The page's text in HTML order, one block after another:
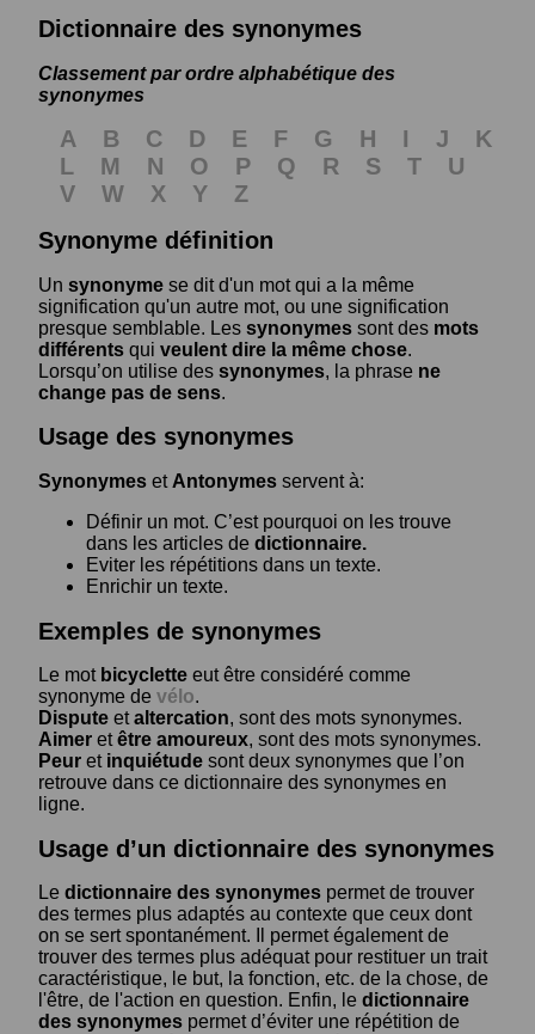
Dictionnaire des synonymes
Classement par ordre alphabétique des
synonymes
A B C D E F G H I J
K
L
M N O P Q R S T
U
V
W X Y
Z
Synonyme définition
Un synonyme se dit d'un mot qui a la même
signification qu'un autre mot, ou une signification
presque semblable. Les synonymes sont des mots
différents qui veulent dire la même chose.
Lorsqu’on utilise des synonymes, la phrase ne
change pas de sens.
Usage des synonymes
Synonymes et Antonymes servent à:
Définir un mot. C’est pourquoi on les trouve
dans les articles de dictionnaire.
Eviter les répétitions dans un texte.
Enrichir un texte.
Exemples de synonymes
Le mot bicyclette eut être considéré comme
synonyme de vélo.
Dispute etaltercation, sont des mots synonymes.
Aimer etêtre amoureux, sont des mots synonymes.
Peur et inquiétude sont deux synonymes que l’on
retrouve dans ce dictionnaire des synonymes en
ligne.
Usage d’un dictionnaire des synonymes
Le dictionnaire des synonymes permet de trouver
des termes plus adaptés au contexte que ceux dont
on se sert spontanément. Il permet également de
trouver des termes plus adéquat pour restituer un trait
caractéristique, le but, la fonction, etc. de la chose, de
l'être, de l'action en question. Enfin, le dictionnaire
des synonymes permet d’éviter une répétition de